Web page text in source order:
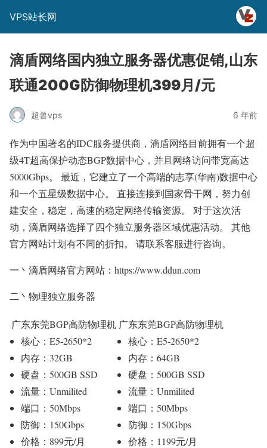
VPS站长网
滴盾网络国内独立服务器优惠促销,山东
联通200G防御物理机399月/元
超兽vps 6 年前
作为中国著名的IDC服务提供商，滴盾网络目前拥有一个超
级4T超高保护动态BGP数据中心，并且网络访问带宽高达
5000Gbps。 最近，它建立了一个高端的志享(华南)数据中心
和一个五星级数据中心。 直接连接到国家骨干网，努力创
建安全，稳定，高速的稳定网络传输资源。 对于这次活
动，滴盾网络选择了四个独立服务器区域优惠活动。 其他
官方网站计划有不同的折扣。 请联系客服进行咨询。
一丶滴盾网络官方网站：https://www.ddun.com
二丶物理独立服务器
广东东莞BGP高防物理机
核心：E5-2650*2
内存：32GB
硬盘：500GB SSD
流量：Unmilited
端口：50Mbps
防御：150Gbps
价格：899元/月
广东东莞BGP高防物理机
核心：E5-2650*2
内存：64GB
硬盘：500GB SSD
流量：Unmilited
端口：50Mbps
防御：150Gbps
价格：1199元/月